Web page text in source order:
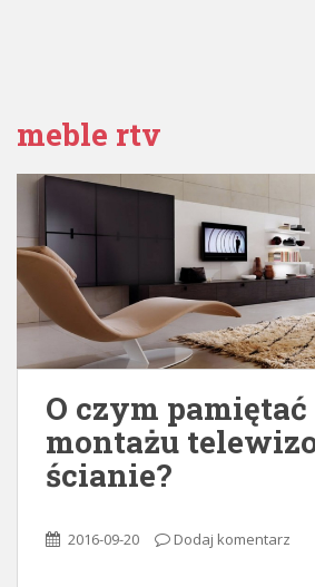
c
o
n
t
e
n
t
meble rtv
O czym
montażu
ścianie?
2016-09-20 Dodaj komentarz